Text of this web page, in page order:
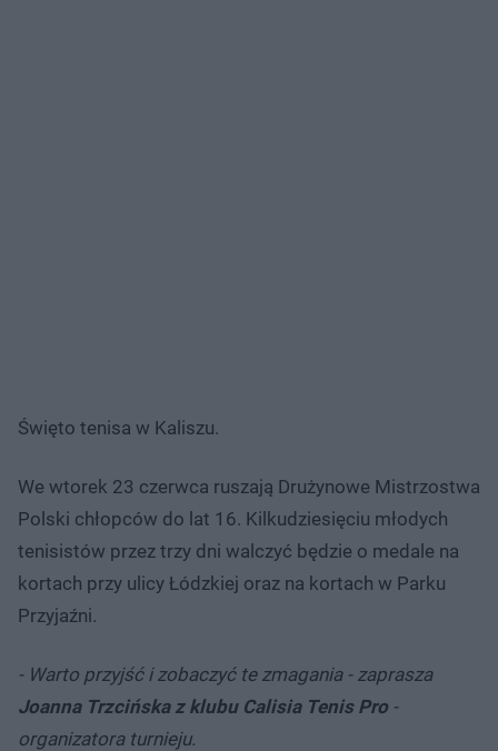
Święto tenisa w Kaliszu.
We wtorek 23 czerwca ruszają Drużynowe Mistrzostwa
Polski chłopców do lat 16. Kilkudziesięciu młodych
tenisistów przez trzy dni walczyć będzie o medale na
kortach przy ulicy Łódzkiej oraz na kortach w Parku
Przyjaźni.
- Warto przyjść i zobaczyć te zmagania - zaprasza
Joanna Trzcińska z klubu Calisia Tenis Pro -
organizatora turnieju.